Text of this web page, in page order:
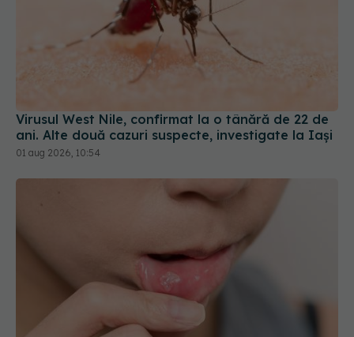
Virusul West Nile, confirmat la o tânără de 22 de
ani. Alte două cazuri suspecte, investigate la Iași
01 aug 2026, 10:54